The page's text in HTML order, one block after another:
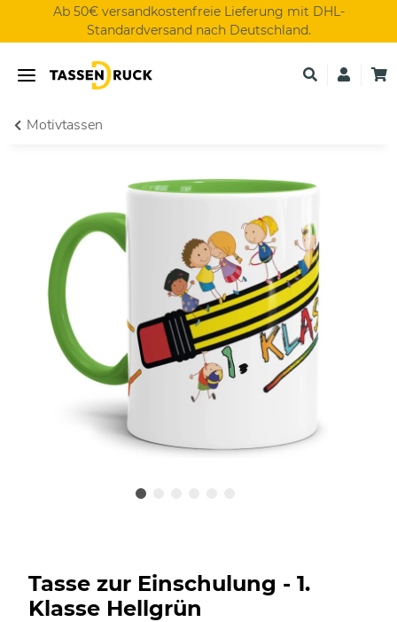
Ab 50€ versandkostenfreie Lieferung mit DHL-
Standardversand nach Deutschland.
Motivtassen
Tasse zur Einschulung - 1.
Klasse Hellgrün